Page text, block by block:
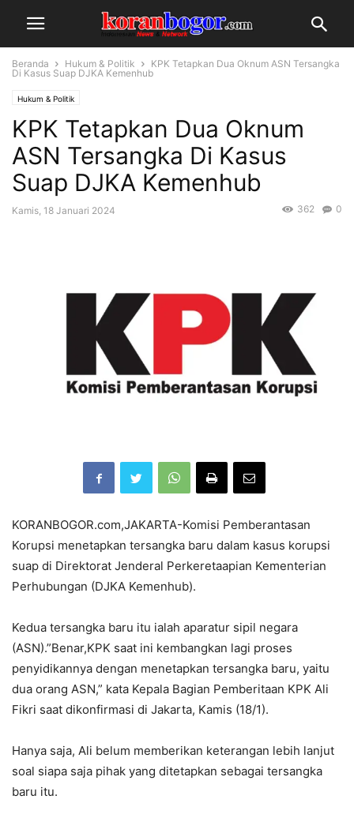
Beranda Hukum & Politik
KPK Tetapkan Dua Oknum ASN Tersangka
Di Kasus Suap DJKA Kemenhub
Hukum & Politik
KPK Tetapkan Dua Oknum
ASN Tersangka Di Kasus
Suap DJKA Kemenhub
Kamis, 18 Januari 2024 0
362
KORANBOGOR.com,JAKARTA-Komisi Pemberantasan
Korupsi menetapkan tersangka baru dalam kasus korupsi
suap di Direktorat Jenderal Perkeretaapian Kementerian
Perhubungan (DJKA Kemenhub).
Kedua tersangka baru itu ialah aparatur sipil negara
(ASN).”Benar,KPK saat ini kembangkan lagi proses
penyidikannya dengan menetapkan tersangka baru, yaitu
dua orang ASN,” kata Kepala Bagian Pemberitaan KPK Ali
Fikri saat dikonfirmasi di Jakarta, Kamis (18/1).
Hanya saja, Ali belum memberikan keterangan lebih lanjut
soal siapa saja pihak yang ditetapkan sebagai tersangka
baru itu.